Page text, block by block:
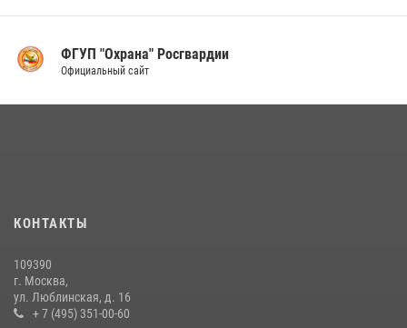
В Управлении вневедомственной охраны Росгвардии подвели итоги
Столичные росгвардейцы задержали мужчину с крупной партией
15 июля 2026, 10:00
В Москве сотрудники Росгвардии оказали помощь девушке,
ФГУП "Охрана" Росгвардии
Официальный сайт
КОНТАКТЫ
109390
г. Москва,
ул. Люблинская, д. 16
+ 7 (495) 351-00-60